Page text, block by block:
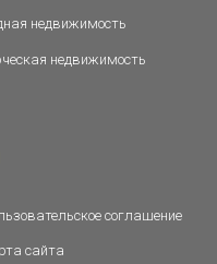
недвижимость
недвижимость
соглашение
сайта